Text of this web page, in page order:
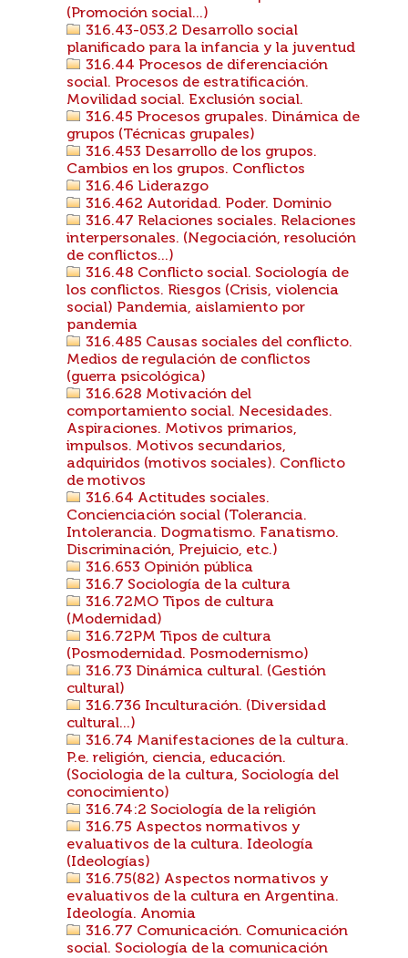
(Promoción social...)
316.43-053.2 Desarrollo social
planificado para la infancia y la juventud
316.44 Procesos de diferenciación
social. Procesos de estratificación.
Movilidad social. Exclusión social.
316.45 Procesos grupales. Dinámica de
grupos (Técnicas grupales)
316.453 Desarrollo de los grupos.
Cambios en los grupos. Conflictos
316.46 Liderazgo
316.462 Autoridad. Poder. Dominio
316.47 Relaciones sociales. Relaciones
interpersonales. (Negociación, resolución
de conflictos...)
316.48 Conflicto social. Sociología de
los conflictos. Riesgos (Crisis, violencia
social) Pandemia, aislamiento por
pandemia
316.485 Causas sociales del conflicto.
Medios de regulación de conflictos
(guerra psicológica)
316.628 Motivación del
comportamiento social. Necesidades.
Aspiraciones. Motivos primarios,
impulsos. Motivos secundarios,
adquiridos (motivos sociales). Conflicto
de motivos
316.64 Actitudes sociales.
Concienciación social (Tolerancia.
Intolerancia. Dogmatismo. Fanatismo.
Discriminación, Prejuicio, etc.)
316.653 Opinión pública
316.7 Sociología de la cultura
316.72MO Tipos de cultura
(Modernidad)
316.72PM Tipos de cultura
(Posmodernidad. Posmodernismo)
316.73 Dinámica cultural. (Gestión
cultural)
316.736 Inculturación. (Diversidad
cultural...)
316.74 Manifestaciones de la cultura.
P.e. religión, ciencia, educación.
(Sociologia de la cultura, Sociología del
conocimiento)
316.74:2 Sociología de la religión
316.75 Aspectos normativos y
evaluativos de la cultura. Ideología
(Ideologías)
316.75(82) Aspectos normativos y
evaluativos de la cultura en Argentina.
Ideología. Anomia
316.77 Comunicación. Comunicación
social. Sociología de la comunicación